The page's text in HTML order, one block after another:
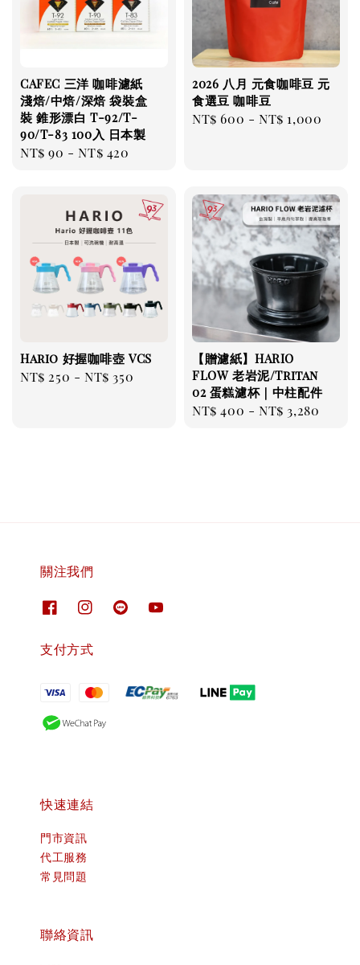
CAFEC 三洋 咖啡濾紙
淺焙/中焙/深焙 袋裝盒
裝 錐形漂白 T-92/T-
90/T-83 100入 日本製
Regular
NT$ 90 -NT$ 420
2026 八月 元食咖啡豆 元
食選豆 咖啡豆
Regular
NT$ 600 -NT$ 1,000
Hario 好握咖啡壺 VCS
Regular
NT$ 250 -NT$ 350
【贈濾紙】HARIO
FLOW 老岩泥/Tritan
02 蛋糕濾杯｜中柱配件
Regular
NT$ 400 -NT$ 3,280
關注我們
支付方式
快速連結
門市資訊
代工服務
常見問題
聯絡資訊